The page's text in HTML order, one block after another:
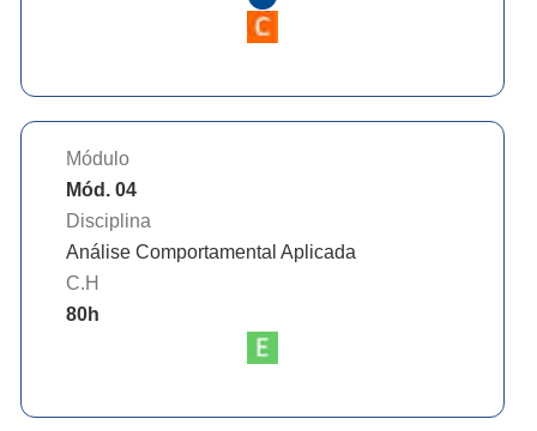
Módulo
Mód. 04
Disciplina
Análise Comportamental Aplicada
C.H
80h